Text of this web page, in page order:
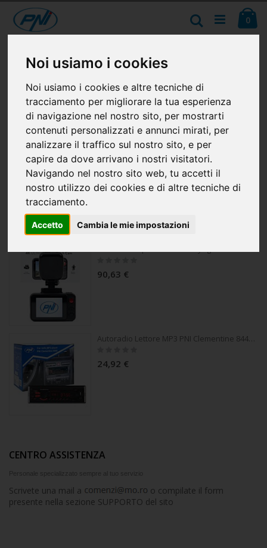
Noi usiamo i cookies
Noi usiamo i cookies e altre tecniche di
tracciamento per migliorare la tua esperienza
di navigazione nel nostro sito, per mostrarti
contenuti personalizzati e annunci mirati, per
analizzare il traffico sul nostro sito, e per
capire da dove arrivano i nostri visitatori.
Navigando nel nostro sito web, tu accetti il
nostro utilizzo dei cookies e di altre tecniche di
tracciamento.
Accetto Cambia le mie impostazioni
Salta
al
contenuto
0
Cerca
Nessun prodotto corrispondete alla selezione è stato
trovato.
CONSIGLIATI
Rating:
0%
90,63 €
90,63 €
Autoradio Lettore MP3 PNI Clementine 8440, 4x45w, 12V, 1 DIN, con SD, USB, AUX, RCA
24,92 €
CENTRO ASSISTENZA
Scrivete una mail a
o compilate il form
presente nella sezione SUPPORTO del sito